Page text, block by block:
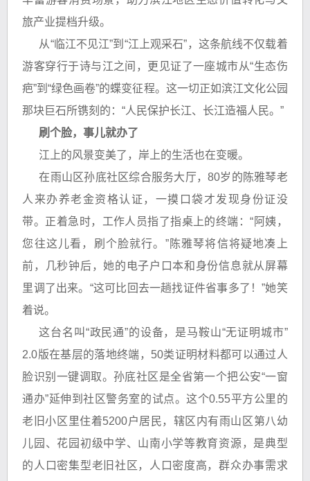
旅产业提档升级。
从“临江不见江”到“江上观采石”，这条航线不仅载着
游客穿行于诗与江之间，更见证了一座城市从“生态伤
疤”到“绿色画卷”的蝶变征程。这一切正如滨江文化公园
那块巨石所镌刻的：“人民保护长江、长江造福人民。”
刷个脸，事儿就办了
江上的风景变美了，岸上的生活也在变暖。
在雨山区孙底社区综合服务大厅，80岁的陈雅琴老
人来办养老金资格认证，一摸口袋才发现身份证没
带。正着急时，工作人员指了指桌上的终端：“阿姨，
您往这儿看，刷个脸就行。”陈雅琴将信将疑地凑上
前，几秒钟后，她的电子户口本和身份信息就从屏幕
里调了出来。“这可比回去一趟找证件省事多了！”她笑
着说。
这台名叫“政民通”的设备，是马鞍山“无证明城市”
2.0版在基层的落地终端，50类证明材料都可以通过人
脸识别一键调取。孙底社区是全省第一个把公安“一窗
通办”延伸到社区警务室的试点。这个0.55平方公里的
老旧小区里住着5200户居民，辖区内有雨山区第八幼
儿园、花园初级中学、山南小学等教育资源，是典型
的人口密集型老旧社区，人口密度高，群众办事需求